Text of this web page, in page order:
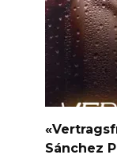
Sánchez